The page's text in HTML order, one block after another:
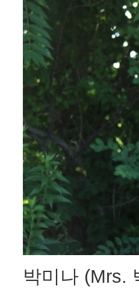
박미나 (Mrs.